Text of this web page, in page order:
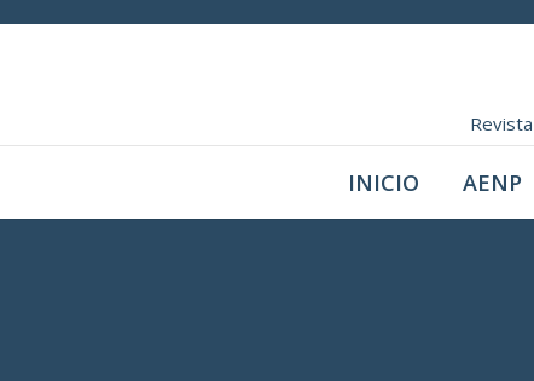
INICIO AENP